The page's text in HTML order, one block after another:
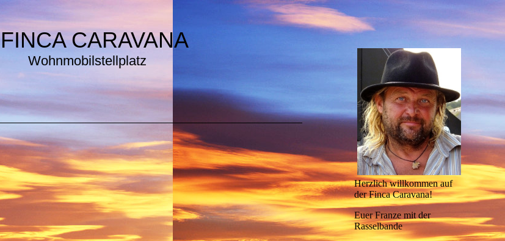
FINCA CARAVANA
Wohnmobilstellplatz
Herzlich willkommen auf
der Finca Caravana!
Euer Franze mit der
Rasselbande